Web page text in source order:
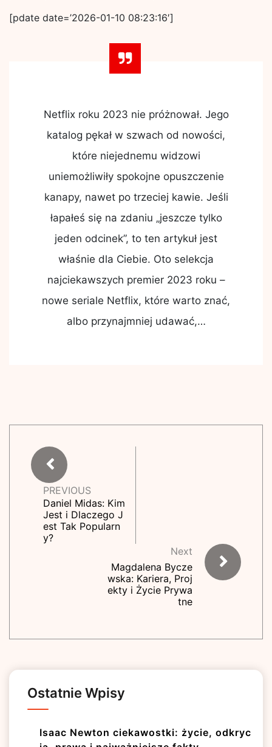
[pdate date=’2026-01-10 08:23:16′]
Netflix roku 2023 nie próżnował. Jego
katalog pękał w szwach od nowości,
które niejednemu widzowi
uniemożliwiły spokojne opuszczenie
kanapy, nawet po trzeciej kawie. Jeśli
łapałeś się na zdaniu „jeszcze tylko
jeden odcinek”, to ten artykuł jest
właśnie dla Ciebie. Oto selekcja
najciekawszych premier 2023 roku –
nowe seriale Netflix, które warto znać,
albo przynajmniej udawać,…
PREVIOUS
Daniel Midas: Kim
Jest i Dlaczego J
est Tak Popularn
y?
Next
Magdalena Bycze
wska: Kariera, Proj
ekty i Życie Prywa
tne
Ostatnie Wpisy
Isaac Newton ciekawostki: życie, odkryc